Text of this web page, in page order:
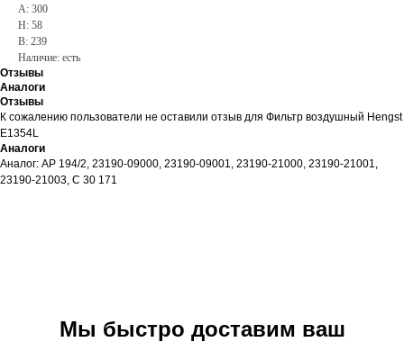
A: 300
H: 58
B: 239
Наличие: есть
Отзывы
Аналоги
Отзывы
К сожалению пользователи не оставили отзыв для Фильтр воздушный Hengst
E1354L
Аналоги
Аналог: AP 194/2, 23190-09000, 23190-09001, 23190-21000, 23190-21001,
23190-21003, C 30 171
Мы быстро доставим ваш